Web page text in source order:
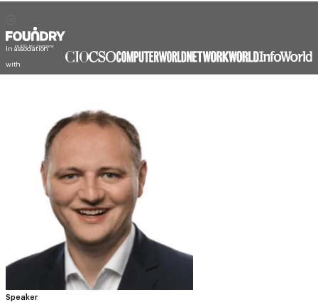
In association
with
Speaker